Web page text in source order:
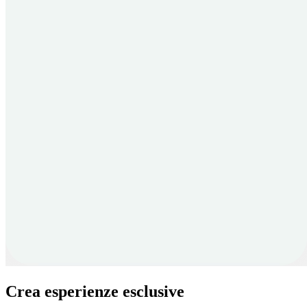
Crea esperienze esclusive